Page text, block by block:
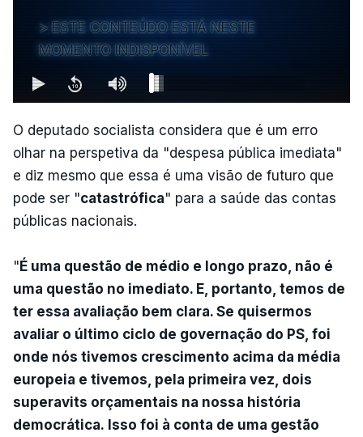
ESTE CONTEÚDO ESTÁ NESTE
MOMENTO INDISPONÍVEL
O deputado socialista considera que é um erro
olhar na perspetiva da "despesa pública imediata"
e diz mesmo que essa é uma visão de futuro que
pode ser "catastrófica" para a saúde das contas
públicas nacionais.
" É uma questão de médio e longo prazo, não é
uma questão no imediato. E, portanto, temos de
ter essa avaliação bem clara. Se quisermos
avaliar o último ciclo de governação do PS, foi
onde nós tivemos crescimento acima da média
europeia e tivemos, pela primeira vez, dois
superavits orçamentais na nossa história
democrática. Isso foi à conta de uma gestão